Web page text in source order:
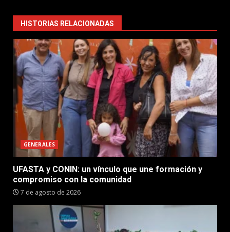
HISTORIAS RELACIONADAS
GENERALES
UFASTA y CONIN: un vínculo que une formación y
compromiso con la comunidad
7 de agosto de 2026